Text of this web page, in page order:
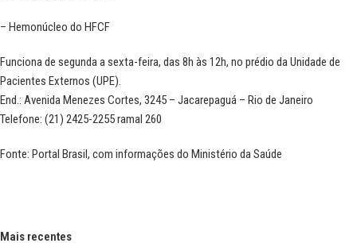
– Hemonúcleo do HFCF
Funciona de segunda a sexta-feira, das 8h às 12h, no prédio da Unidade de
Pacientes Externos (UPE).
End.: Avenida Menezes Cortes, 3245 – Jacarepaguá – Rio de Janeiro
Telefone: (21) 2425-2255 ramal 260
Fonte: Portal Brasil, com informações do Ministério da Saúde
Mais recentes